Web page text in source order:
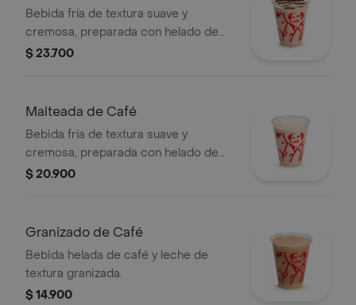
Bebida fría de textura suave y
cremosa, preparada con helado de
café, leche y chocolate.
$ 23.700
Malteada de Café
Bebida fría de textura suave y
cremosa, preparada con helado de
café y leche.
$ 20.900
Granizado de Café
Bebida helada de café y leche de
textura granizada.
$ 14.900